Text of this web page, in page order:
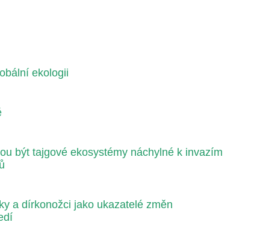
ekologii
být tajgové ekosystémy náchylné k invazím
a dírkonožci jako ukazatelé změn